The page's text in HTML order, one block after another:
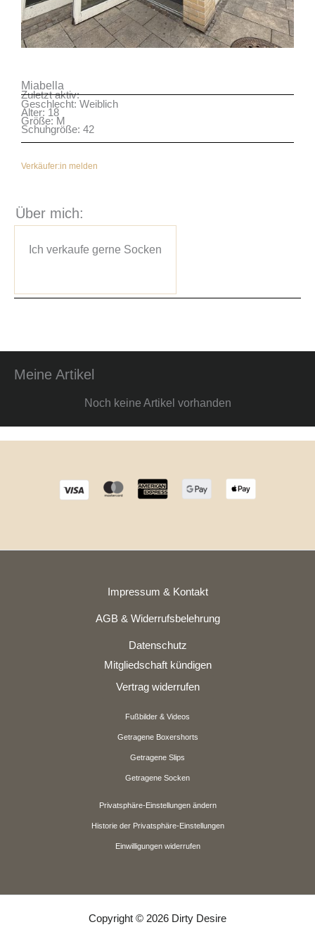
Miabella
Zuletzt aktiv:
Geschlecht: Weiblich
Alter: 18
Größe: M
Schuhgröße: 42
Verkäufer:in melden
Über mich:
Ich verkaufe gerne Socken
Meine Artikel
Noch keine Artikel vorhanden
Impressum & Kontakt
AGB & Widerrufsbelehrung
Datenschutz
Mitgliedschaft kündigen
Vertrag widerrufen
Fußbilder & Videos
Getragene Boxershorts
Getragene Slips
Getragene Socken
Privatsphäre-Einstellungen ändern
Historie der Privatsphäre-Einstellungen
Einwilligungen widerrufen
Copyright © 2026 Dirty Desire